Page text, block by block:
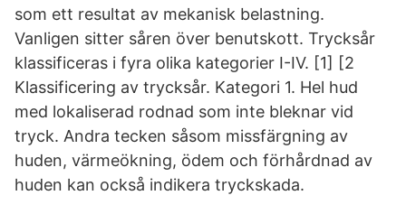
som ett resultat av mekanisk belastning.
Vanligen sitter såren över benutskott. Trycksår
klassificeras i fyra olika kategorier I-IV. [1] [2
Klassificering av trycksår. Kategori 1. Hel hud
med lokaliserad rodnad som inte bleknar vid
tryck. Andra tecken såsom missfärgning av
huden, värmeökning, ödem och förhårdnad av
huden kan också indikera tryckskada.